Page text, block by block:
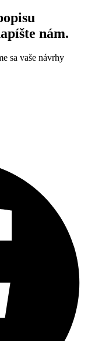
nám.
sa vaše návrhy